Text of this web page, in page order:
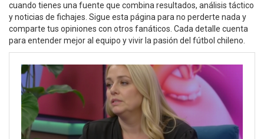
cuando tienes una fuente que combina resultados, análisis táctico
y noticias de fichajes. Sigue esta página para no perderte nada y
comparte tus opiniones con otros fanáticos. Cada detalle cuenta
para entender mejor al equipo y vivir la pasión del fútbol chileno.